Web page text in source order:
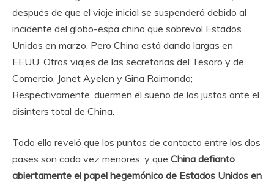
después de que el viaje inicial se suspenderá debido al
incidente del globo-espa chino que sobrevol Estados
Unidos en marzo. Pero China está dando largas en
EEUU. Otros viajes de las secretarias del Tesoro y de
Comercio, Janet Ayelen y Gina Raimondo;
Respectivamente, duermen el sueño de los justos ante el
disinters total de China.
Todo ello reveló que los puntos de contacto entre los dos
pases son cada vez menores, y que China defianto
abiertamente el papel hegemónico de Estados Unidos en